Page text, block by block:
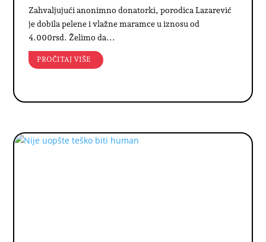
Zahvaljujući anonimno donatorki, porodica Lazarević
je dobila pelene i vlažne maramce u iznosu od
4.000rsd. Želimo da...
PROČITAJ VIŠE